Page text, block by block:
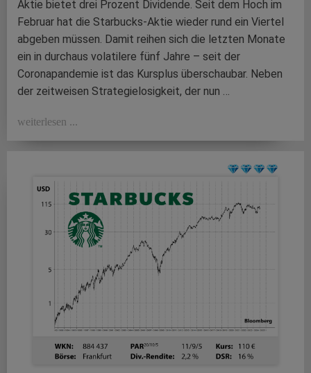
Aktie bietet drei Prozent Dividende. Seit dem Hoch im
Februar hat die Starbucks-Aktie wieder rund ein Viertel
abgeben müssen. Damit reihen sich die letzten Monate
ein in durchaus volatilere fünf Jahre – seit der
Coronapandemie ist das Kursplus überschaubar. Neben
der zeitweisen Strategielosigkeit, der nun …
weiterlesen ...